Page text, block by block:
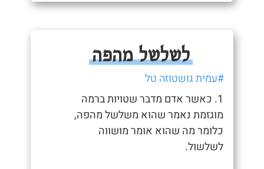
לשלשל מהפה
#עמית גושטוזה טל
1. כאשר אדם מדבר שטויות ברמה
מוגזמת נאמר שהוא משלשל מהפה,
כלומר מה שהוא אומר מושווה
לשלשול.